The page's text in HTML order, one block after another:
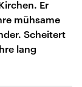
Er
mühsame
Scheitert
lang